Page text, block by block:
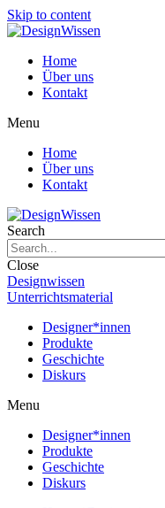
Skip to content
Home
Über uns
Kontakt
Menu
Home
Über uns
Kontakt
Search
Close
Designwissen
Unterrichtsmaterial
Designer*innen
Produkte
Geschichte
Diskurs
Menu
Designer*innen
Produkte
Geschichte
Diskurs